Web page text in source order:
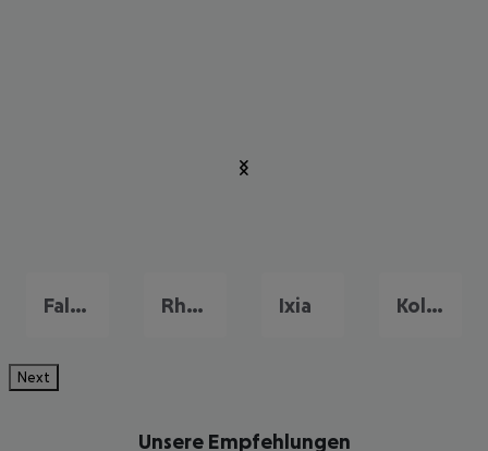
Faliraki Rhodos-Stadt Ixia Kolymbia
Next
Unsere Empfehlungen